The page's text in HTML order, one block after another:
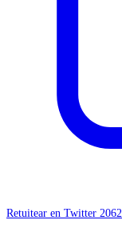
Retuitear en Twitter